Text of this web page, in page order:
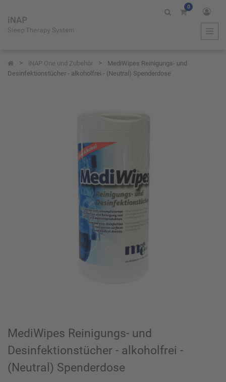
0
iNAP One und Zubehör
MediWipes Reinigungs- und
Desinfektionstücher - alkoholfrei - (Neutral) Spenderdose
MediWipes Reinigungs- und
Desinfektionstücher - alkoholfrei -
(Neutral) Spenderdose